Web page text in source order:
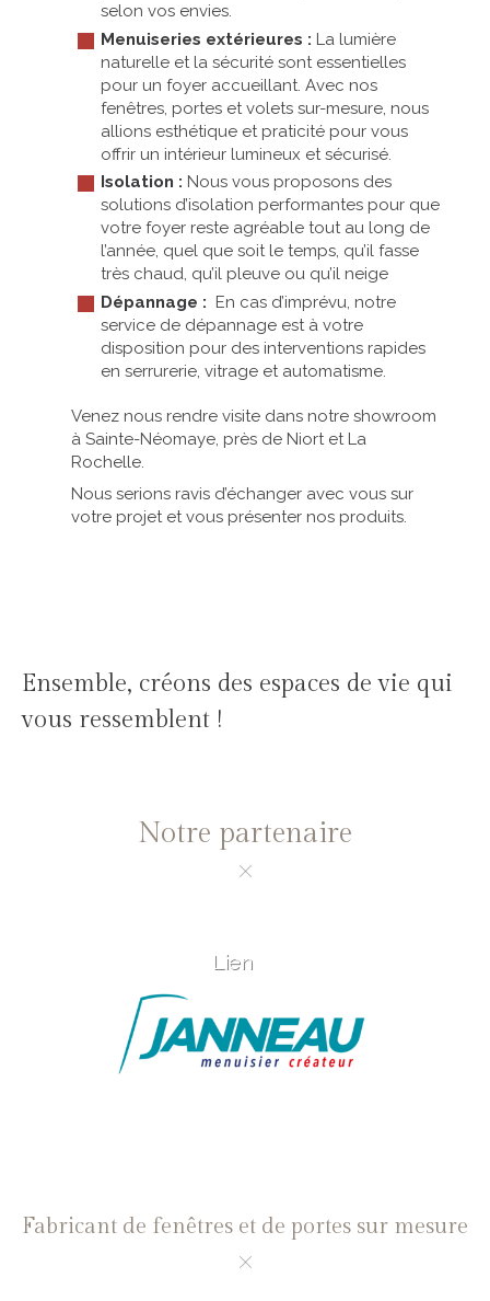
selon vos envies.
Menuiseries extérieures : La lumière
naturelle et la sécurité sont essentielles
pour un foyer accueillant. Avec nos
fenêtres, portes et volets sur-mesure, nous
allions esthétique et praticité pour vous
offrir un intérieur lumineux et sécurisé.
Isolation : Nous vous proposons des
solutions d’isolation performantes pour que
votre foyer reste agréable tout au long de
l’année, quel que soit le temps, qu’il fasse
très chaud, qu’il pleuve ou qu’il neige
Dépannage : En cas d’imprévu, notre
service de dépannage est à votre
disposition pour des interventions rapides
en serrurerie, vitrage et automatisme.
Venez nous rendre visite dans notre showroom
à Sainte-Néomaye, près de Niort et La
Rochelle.
Nous serions ravis d’échanger avec vous sur
votre projet et vous présenter nos produits.
Ensemble, créons des espaces de vie qui
vous ressemblent !
Notre partenaire
Lien
Fabricant de fenêtres et de portes sur mesure